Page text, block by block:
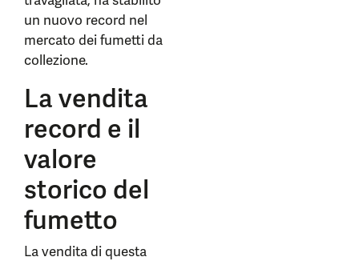
un nuovo record nel
mercato dei fumetti da
collezione.
La vendita
record e il
valore
storico del
fumetto
La vendita di questa